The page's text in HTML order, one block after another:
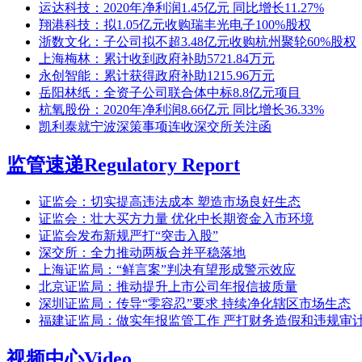
运达科技：2020年净利润1.45亿元 同比增长11.27%
翔港科技：拟1.05亿元收购瑞丰光电子100%股权
浙数文化：子公司拟不超3.48亿元收购杭州聚轮60%股权
上海梅林：累计收到政府补助5721.84万元
永创智能：累计获得政府补助1215.96万元
岳阳林纸：全资子公司联合体中标8.8亿元项目
杭氧股份：2020年净利润8.66亿元 同比增长36.33%
凯利泰就宁波深策事项连收深交所关注函
监管速递Regulatory Report
证监会：切实提高违法成本 塑造市场良好生态
证监会：壮大买方力量 优化中长期资金入市环境
证监会发布新规严打“突击入股”
深交所：全力推动两板合并平稳落地
上海证监局：“鲜言案”判决有望形成警示效应
北京证监局：推动提升上市公司年报信披质量
深圳证监局：传导“零容忍”要求 持续净化辖区市场生态
福建证监局：做实年报监管工作 严打财务造假和违规审